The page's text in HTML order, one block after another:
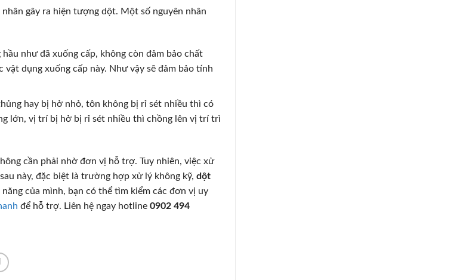
gây ra hiện tượng dột. Một số nguyên nhân
như đã xuống cấp, không còn đảm bảo chất
dụng xuống cấp này. Như vậy sẽ đảm bảo tính
hay bị hở nhỏ, tôn không bị rỉ sét nhiều thì có
lớn, vị trí bị hở bị rỉ sét nhiều thì chồng lên vị trí trì
cần phải nhờ đơn vị hỗ trợ. Tuy nhiên, việc xử
này, đặc biệt là trường hợp xử lý không kỹ, dột
của mình, bạn có thể tìm kiểm các đơn vị uy
để hỗ trợ. Liên hệ ngay hotline 0902 494